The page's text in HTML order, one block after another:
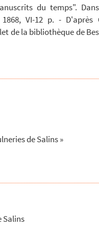
du temps".
VI-12 p. - D'après
de la bibliothèque de
de Salins »
Salins